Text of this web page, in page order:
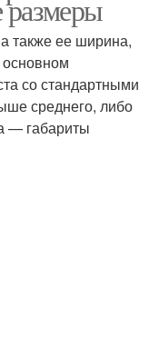
размеры
также ее ширина,
со стандартными
среднего, либо
— габариты